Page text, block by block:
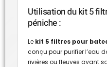
Utilisation du kit 5
péniche :
Le kit 5 filtres pour
conçu pour purifier l’eau
rivières ou fleuves avant